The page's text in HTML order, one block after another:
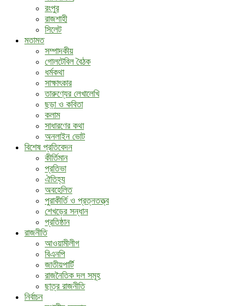
রংপুর
রাজশাহী
সিলেট
মতামত
সম্পাদকীয়
গোলটেবিল বৈঠক
ধর্মকথা
সাক্ষাৎকার
তারুণ্যের লেখালেখি
ছড়া ও কবিতা
কলাম
সাধারণের কথা
অনলাইন ভোট
বিশেষ প্রতিবেদন
কীর্তিমান
প্রতিভা
ঐতিহ্য
অবহেলিত
পুরাকীর্তি ও প্রত্নতত্ত্ব
শেখড়ের সন্ধান
প্রতিষ্ঠান
রাজনীতি
আওয়ামীলীগ
বিএনপি
জাতীয়পার্টি
রাজনৈতিক দল সমূহ
ছাত্র রাজনীতি
নির্বাচন